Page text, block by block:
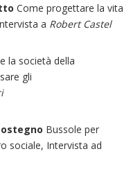
Come progettare la vita
a Robert Castel
la società della
gli
Bussole per
sociale, Intervista ad